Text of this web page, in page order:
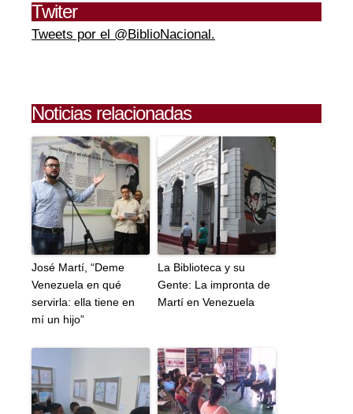
Twiter
Tweets por el @BiblioNacional.
Noticias relacionadas
José Martí, “Deme
Venezuela en qué
servirla: ella tiene en
mí un hijo”
La Biblioteca y su
Gente: La impronta de
Martí en Venezuela